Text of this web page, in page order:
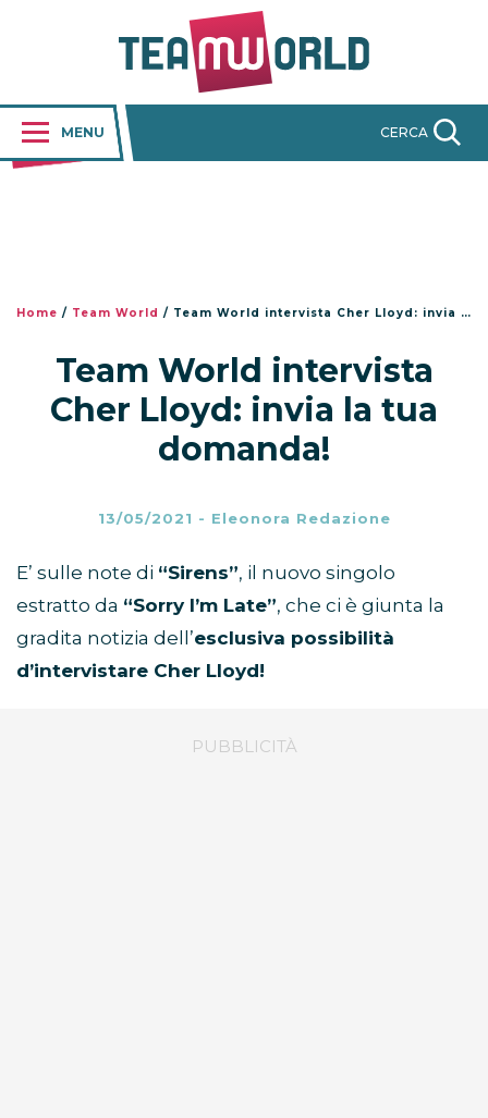
MENU CERCA
Home / Team World / Team World intervista Cher Lloyd: invia la tua domanda!
Team World intervista
Cher Lloyd: invia la tua
domanda!
13/05/2021 - Eleonora Redazione
E’ sulle note di “Sirens”, il nuovo singolo
estratto da “Sorry I’m Late”, che ci è giunta la
gradita notizia dell’esclusiva possibilità
d’intervistare Cher Lloyd!